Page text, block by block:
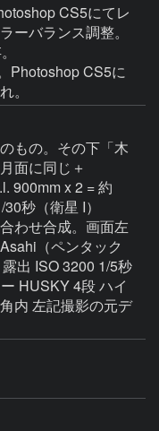
CS5にてレ
ーバランス調整。
Photoshop CS5に
。
もの。その下「木
面に同じ＋
900mm x 2 = 約
秒（衛星 I）
わせ合成。画面左
（ペンタック
出 ISO 3200 1/5秒
HUSKY 4段 ハイ
内 左記撮影の元デ